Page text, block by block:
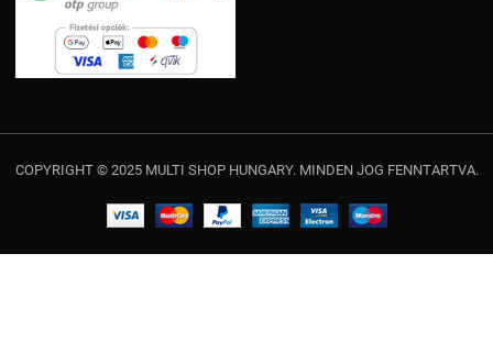
COPYRIGHT © 2025 MULTI SHOP HUNGARY. MINDEN JOG FENNTARTVA.